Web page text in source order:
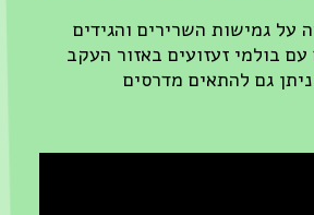
גמישות השרירים והגידים
זעזועים באזור העקב
גם להתאים מדרסים